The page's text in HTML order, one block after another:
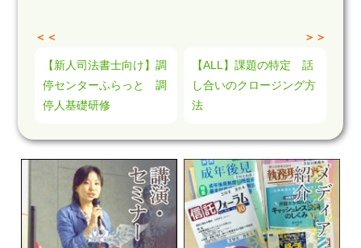
＜＜
【新人司法書士向け】調
停センターふらっと 調
停人基礎研修
＞＞
【ALL】課題の特定 話
し合いのクロージング方
法